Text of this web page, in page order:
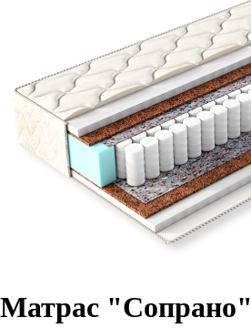
Матрас "Сопрано"